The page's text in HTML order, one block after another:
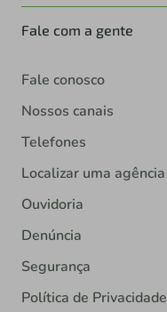
Fale com a gente
Fale conosco
Nossos canais
Telefones
Localizar uma agência
Ouvidoria
Denúncia
Segurança
Política de Privacidade